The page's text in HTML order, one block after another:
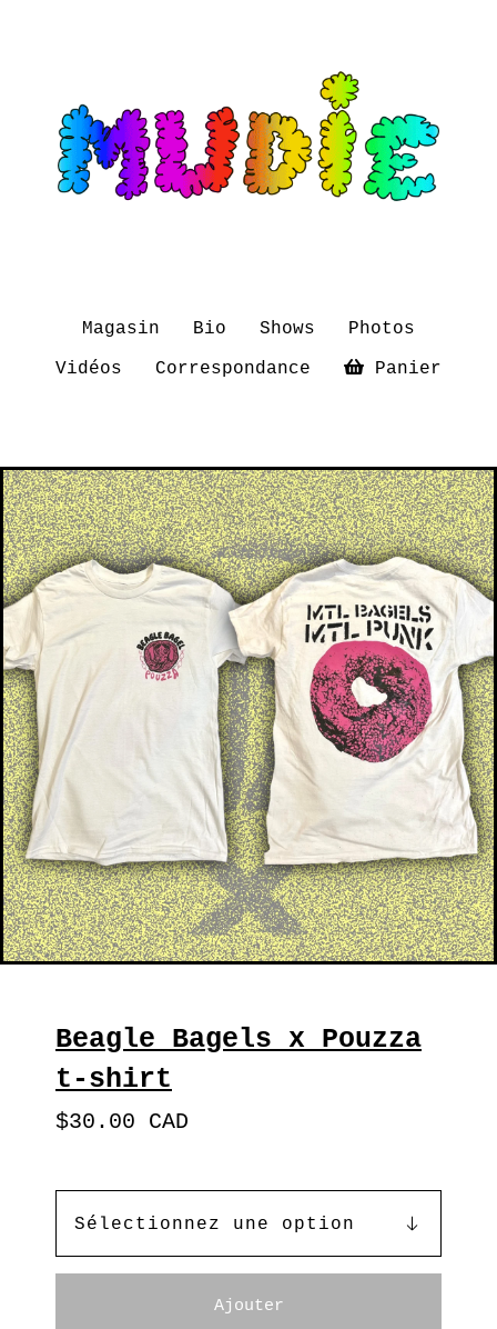
Magasin Bio Shows
Photos
Vidéos
Correspondance Panier
Beagle Bagels x Pouzza
t-shirt
$30.00 CAD
Ajouter